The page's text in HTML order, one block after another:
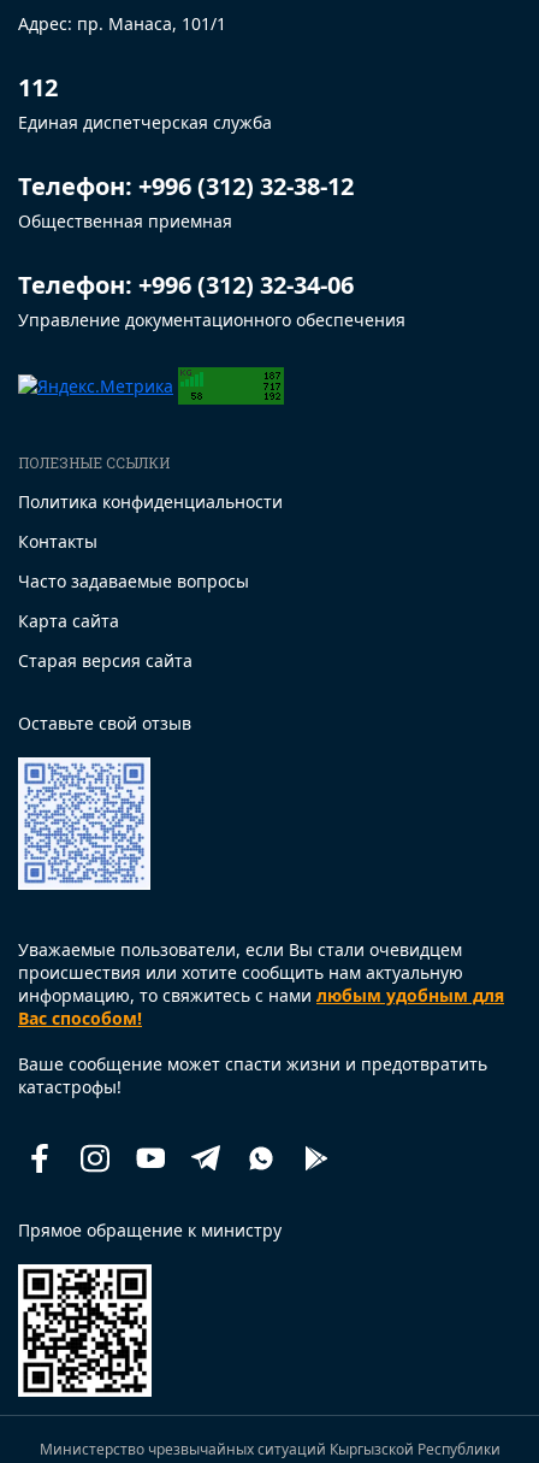
Адрес: пр. Манаса, 101/1
112
Единая диспетчерская служба
Телефон: +996 (312) 32-38-12
Общественная приемная
Телефон: +996 (312) 32-34-06
Управление документационного обеспечения
ПОЛЕЗНЫЕ ССЫЛКИ
Политика конфиденциальности
Контакты
Часто задаваемые вопросы
Карта сайта
Старая версия сайта
Оставьте свой отзыв
Уважаемые пользователи, если Вы стали очевидцем
происшествия или хотите сообщить нам актуальную
информацию, то свяжитесь с нами любым удобным для
Вас способом!
Ваше сообщение может спасти жизни и предотвратить
катастрофы!
FacebookInstagramYoutube TelegramWhatsappПомощь
рядом
Прямое обращение к министру
Министерство чрезвычайных ситуаций Кыргызской Республики